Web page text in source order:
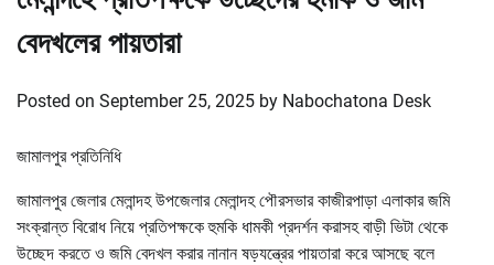
বেদখলের পায়তারা
Posted on September 25, 2025 by Nabochatona Desk
জামালপুর প্রতিনিধি
জামালপুর জেলার মেলান্দহ উপজেলার মেলান্দহ পৌরসভার কাজীরপাড়া এলাকার জমি
সংক্রান্ত বিরোধ নিয়ে প্রতিপক্ষকে হুমকি ধামকী প্রদর্শন করাসহ বাড়ী ভিটা থেকে
উচ্ছেদ করতে ও জমি বেদখল করার নানান ষড়যন্ত্রের পায়তারা করে আসছে বলে